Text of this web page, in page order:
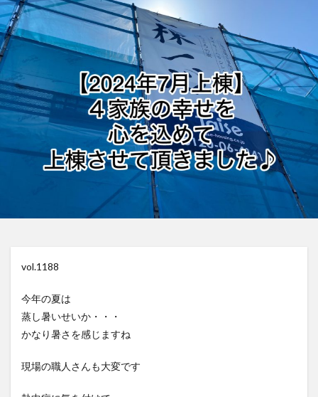
vol.1188
今年の夏は
蒸し暑いせいか・・・
かなり暑さを感じますね
現場の職人さんも大変です